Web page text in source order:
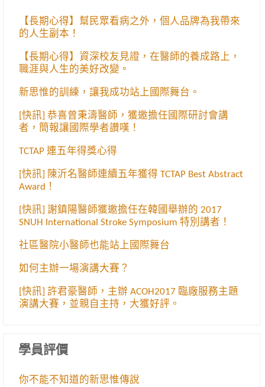
【長期心得】幫民眾看病之外，個人品牌為我帶來
的人生副本！
【長期心得】資深校友見證，在醫師的養成路上，
職涯與人生的美好改變。
新思惟的訓練，讓我成功站上國際舞台。
[快訊] 恭喜曾秉濤醫師，獲邀擔任國際研討會講
者，簡報讓國際學者讚嘆！
TCTAP 連五年得獎心得
[快訊] 陳沂名醫師連續五年獲得 TCTAP Best Abstract
Award！
[快訊] 謝鎮陽醫師獲邀擔任在韓國舉辦的 2017
SNUH International Stroke Symposium 特別講者！
社區醫院小醫師也能站上國際舞台
如何主辦一場演講大賽？
[快訊] 許君豪醫師，主辦 ACOH2017 臨廠服務主題
演講大賽，並親自主持，大獲好評。
學員評價
你不能不知道的新思惟傳說